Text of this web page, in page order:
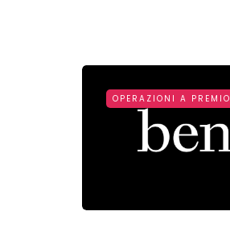
OPERAZIONI A PREMIO